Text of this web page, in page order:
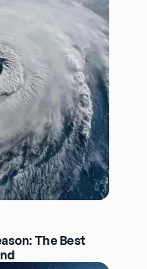
The Best